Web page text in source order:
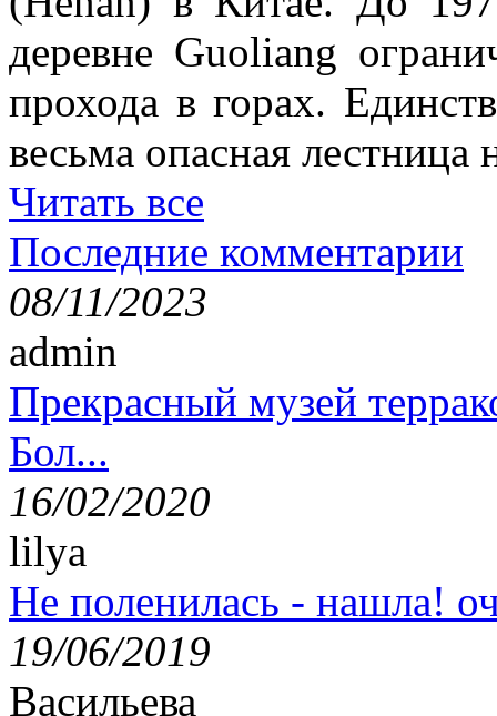
деревне Guoliang
прохода в горах.
весьма опасная лестница
Читать все
Последние комментарии
08/11/2023
admin
Прекрасный музей
Бол...
16/02/2020
lilya
Не поленилась - нашла!
19/06/2019
Васильева